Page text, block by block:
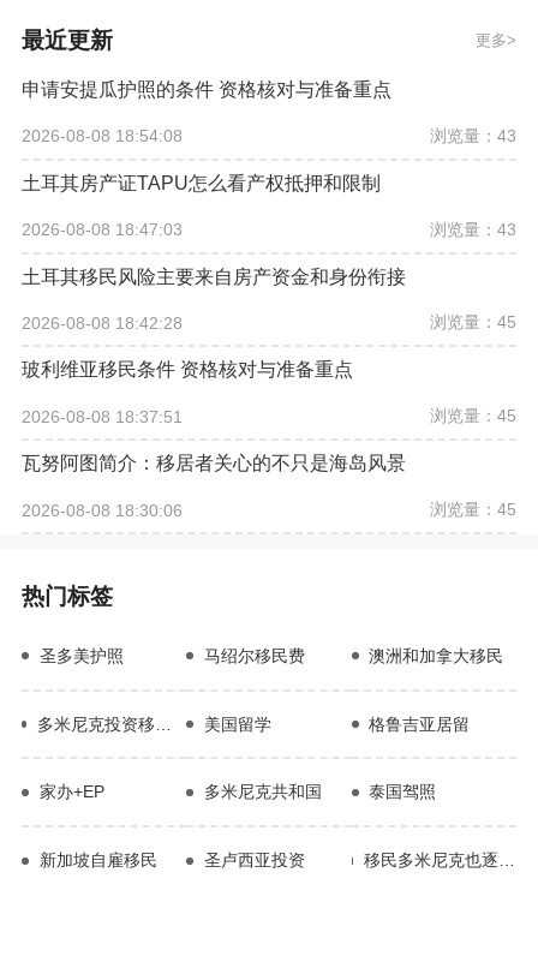
最近更新 更多
申请安提瓜护照的条件 资格核对与准备重点
2026-08-08 18:54:08 浏览量：43
土耳其房产证TAPU怎么看产权抵押和限制
2026-08-08 18:47:03 浏览量：43
土耳其移民风险主要来自房产资金和身份衔接
2026-08-08 18:42:28 浏览量：45
玻利维亚移民条件 资格核对与准备重点
2026-08-08 18:37:51 浏览量：45
瓦努阿图简介：移居者关心的不只是海岛风景
2026-08-08 18:30:06 浏览量：45
热门标签
圣多美护照 马绍尔移民费 澳洲和加拿大移民
美国留学 格鲁吉亚居留
家办+EP 多米尼克共和国 泰国驾照
新加坡自雇移民 圣卢西亚投资